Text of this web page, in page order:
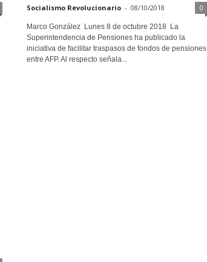
Socialismo Revolucionario - 08/10/2018 0
Marco González Lunes 8 de octubre 2018 La
Superintendencia de Pensiones ha publicado la
iniciativa de facilitar traspasos de fondos de pensiones
entre AFP. Al respecto señala...